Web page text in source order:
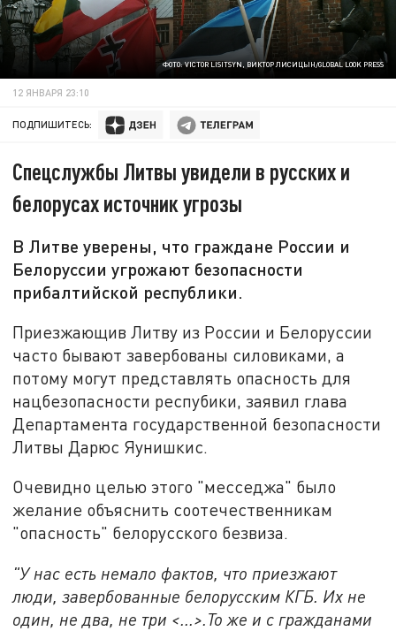
ФОТО: VICTOR LISITSYN, ВИКТОР ЛИСИЦЫН/GLOBAL LOOK PRESS
12 ЯНВАРЯ 23:10
ПОДПИШИТЕСЬ:
Спецслужбы Литвы увидели в русских и
белорусах источник угрозы
В Литве уверены, что граждане России и
Белоруссии угрожают безопасности
прибалтийской республики.
Приезжающив Литву из России и Белоруссии
часто бывают завербованы силовиками, а
потому могут представлять опасность для
нацбезопасности респубики, заявил глава
Департамента государственной безопасности
Литвы Дарюс Яунишкис.
Очевидно целью этого "месседжа" было
желание объяснить соотечественникам
"опасность" белорусского безвиза.
"У нас есть немало фактов, что приезжают
люди, завербованные белорусским КГБ. Их не
один, не два, не три <...>.То же и с гражданами